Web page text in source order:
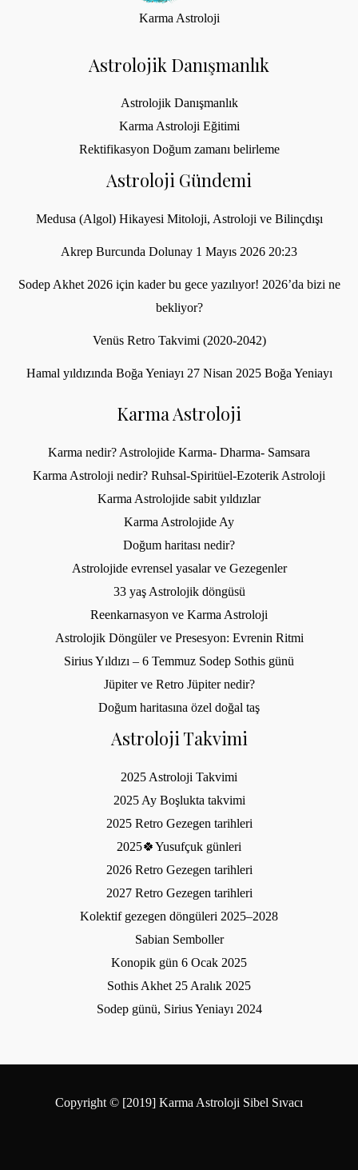
Karma Astroloji
Astrolojik Danışmanlık
Astrolojik Danışmanlık
Karma Astroloji Eğitimi
Rektifikasyon Doğum zamanı belirleme
Astroloji Gündemi
Medusa (Algol) Hikayesi Mitoloji, Astroloji ve Bilinçdışı
Akrep Burcunda Dolunay 1 Mayıs 2026 20:23
Sodep Akhet 2026 için kader bu gece yazılıyor! 2026’da bizi ne
bekliyor?
Venüs Retro Takvimi (2020-2042)
Hamal yıldızında Boğa Yeniayı 27 Nisan 2025 Boğa Yeniayı
Karma Astroloji
Karma nedir? Astrolojide Karma- Dharma- Samsara
Karma Astroloji nedir? Ruhsal-Spiritüel-Ezoterik Astroloji
Karma Astrolojide sabit yıldızlar
Karma Astrolojide Ay
Doğum haritası nedir?
Astrolojide evrensel yasalar ve Gezegenler
33 yaş Astrolojik döngüsü
Reenkarnasyon ve Karma Astroloji
Astrolojik Döngüler ve Presesyon: Evrenin Ritmi
Sirius Yıldızı – 6 Temmuz Sodep Sothis günü
Jüpiter ve Retro Jüpiter nedir?
Doğum haritasına özel doğal taş
Astroloji Takvimi
2025 Astroloji Takvimi
2025 Ay Boşlukta takvimi
2025 Retro Gezegen tarihleri
2025🍀Yusufçuk günleri
2026 Retro Gezegen tarihleri
2027 Retro Gezegen tarihleri
Kolektif gezegen döngüleri 2025–2028
Sabian Semboller
Konopik gün 6 Ocak 2025
Sothis Akhet 25 Aralık 2025
Sodep günü, Sirius Yeniayı 2024
Copyright © [2019] Karma Astroloji Sibel Sıvacı